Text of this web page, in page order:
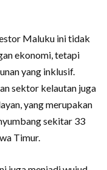
Maluku ini tidak
ekonomi, tetapi
yang inklusif.
sektor kelautan juga
yang merupakan
sekitar 33
Timur.